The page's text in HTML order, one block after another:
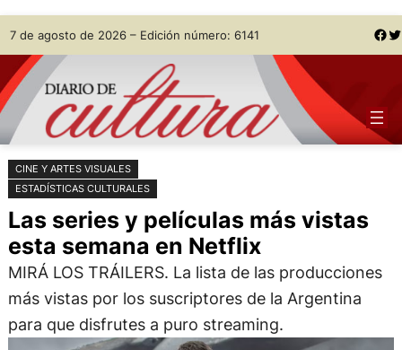
Saltar
al
contenido
Skip
to
content
7 de agosto de 2026 – Edición número: 6141 Facebook Twitter
CINE Y ARTES VISUALES
ESTADÍSTICAS CULTURALES
Las series y películas más vistas
esta semana en Netflix
MIRÁ LOS TRÁILERS. La lista de las producciones
más vistas por los suscriptores de la Argentina
para que disfrutes a puro streaming.